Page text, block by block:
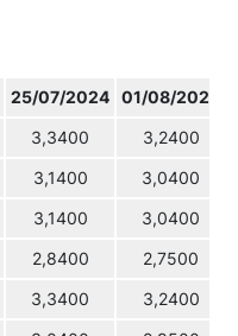
25/07/2024 01/08/2024
3,3400 3,2400
3,1400 3,0400
3,1400 3,0400
2,8400 2,7500
3,3400 3,2400